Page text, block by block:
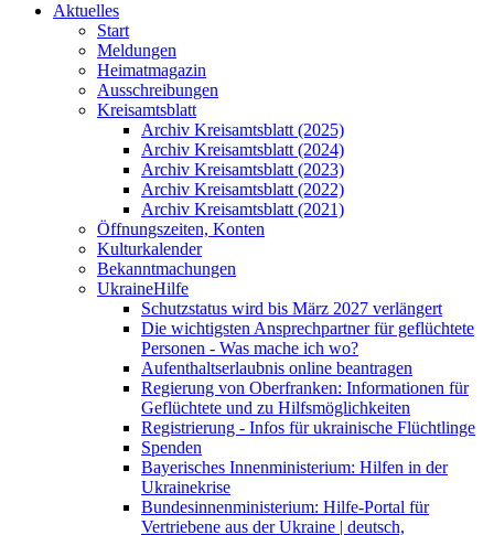
Aktuelles
Start
Meldungen
Heimatmagazin
Ausschreibungen
Kreisamtsblatt
Archiv Kreisamtsblatt (2025)
Archiv Kreisamtsblatt (2024)
Archiv Kreisamtsblatt (2023)
Archiv Kreisamtsblatt (2022)
Archiv Kreisamtsblatt (2021)
Öffnungszeiten, Konten
Kulturkalender
Bekanntmachungen
UkraineHilfe
Schutzstatus wird bis März 2027 verlängert
Die wichtigsten Ansprechpartner für geflüchtete
Personen - Was mache ich wo?
Aufenthaltserlaubnis online beantragen
Regierung von Oberfranken: Informationen für
Geflüchtete und zu Hilfsmöglichkeiten
Registrierung - Infos für ukrainische Flüchtlinge
Spenden
Bayerisches Innenministerium: Hilfen in der
Ukrainekrise
Bundesinnenministerium: Hilfe-Portal für
Vertriebene aus der Ukraine | deutsch,